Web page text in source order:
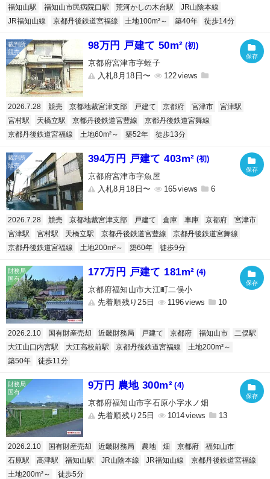
福知山駅
福知山市民病院口駅 荒河かしの木台駅
JR山陰本線
JR福知山線
京都丹後鉄道宮福線 土地100m²～ 築40年 徒歩14分
98万円 戸建て 50m² (初)
京都府宮津市字蛭子
入札8月18日〜
122
2026.7.28 競売 京都地裁宮津支部 戸建て 京都府 宮津市
宮津駅
宮村駅
天橋立駅 京都丹後鉄道宮豊線
京都丹後鉄道宮舞線
京都丹後鉄道宮福線
土地60m²～ 築52年 徒歩13分
394万円 戸建て 403m² (初)
京都府宮津市字魚屋
入札8月18日〜
165 6
2026.7.28 競売 京都地裁宮津支部 戸建て 倉庫 車庫 京都府
宮津市
宮津駅
宮村駅 天橋立駅 京都丹後鉄道宮豊線
京都丹後鉄道宮舞線
京都丹後鉄道宮福線
土地200m²～ 築60年 徒歩9分
177万円 戸建て 181m² (4)
京都府福知山市大江町二俣小
先着順残り25日
1196 10
2026.2.10 国有財産売却 近畿財務局 戸建て 京都府 福知山市
二俣駅
大江山口内宮駅
大江高校前駅 京都丹後鉄道宮福線
土地200m²～
築50年
徒歩11分
9万円 農地 300m² (4)
京都府福知山市字石原小字水ノ畑
先着順残り25日
1014 13
2026.2.10 国有財産売却 近畿財務局 農地 畑 京都府
福知山市
石原駅
高津駅 福知山駅 JR山陰本線 JR福知山線
京都丹後鉄道宮福線
土地200m²～
徒歩5分